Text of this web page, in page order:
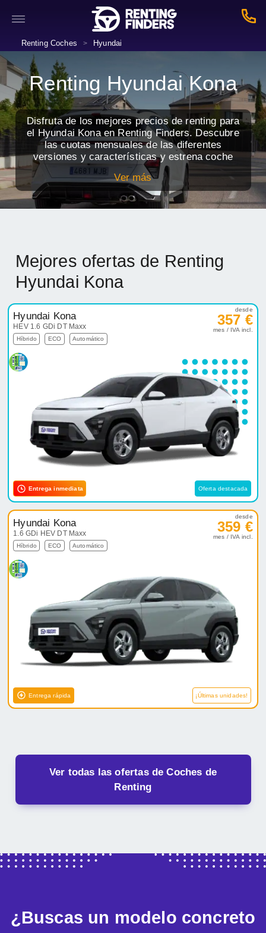
Renting Coches > Hyundai
Renting Hyundai Kona
Disfruta de los mejores precios de renting para
el Hyundai Kona en Renting Finders. Descubre
las cuotas mensuales de las diferentes
versiones y características y estrena coche
nuevo con todos los servicios incluidos.
Ver más
Mejores ofertas de Renting
Hyundai Kona
Hyundai Kona
HEV 1.6 GDi DT Maxx
Híbrido ECO Automático
desde
357 €
mes / IVA incl.
Entrega inmediata Oferta destacada
Hyundai Kona
1.6 GDi HEV DT Maxx
Híbrido ECO Automático
desde
359 €
mes / IVA incl.
Entrega rápida ¡Últimas unidades!
Ver todas las ofertas de Coches de
Renting
¿Buscas un modelo concreto